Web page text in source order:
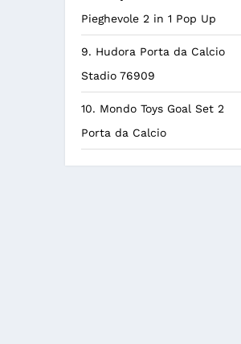
Pieghevole 2 in 1 Pop Up
9. Hudora Porta da Calcio
Stadio 76909
10. Mondo Toys Goal Set 2
Porta da Calcio